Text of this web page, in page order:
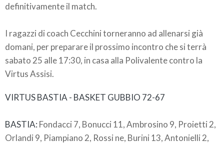
definitivamente il match.
I ragazzi di coach Cecchini torneranno ad allenarsi già
domani, per preparare il prossimo incontro che si terrà
sabato 25 alle 17:30, in casa alla Polivalente contro la
Virtus Assisi.
VIRTUS BASTIA - BASKET GUBBIO 72-67
BASTIA: Fondacci 7, Bonucci 11, Ambrosino 9, Proietti 2,
Orlandi 9, Piampiano 2, Rossi ne, Burini 13, Antonielli 2,